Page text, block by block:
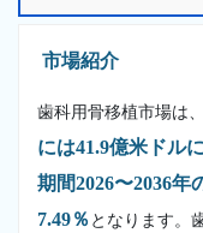
市場紹介
歯科用骨移植市場は、
には41.9億米ドル
期間2026〜2036
7.49％ となります。